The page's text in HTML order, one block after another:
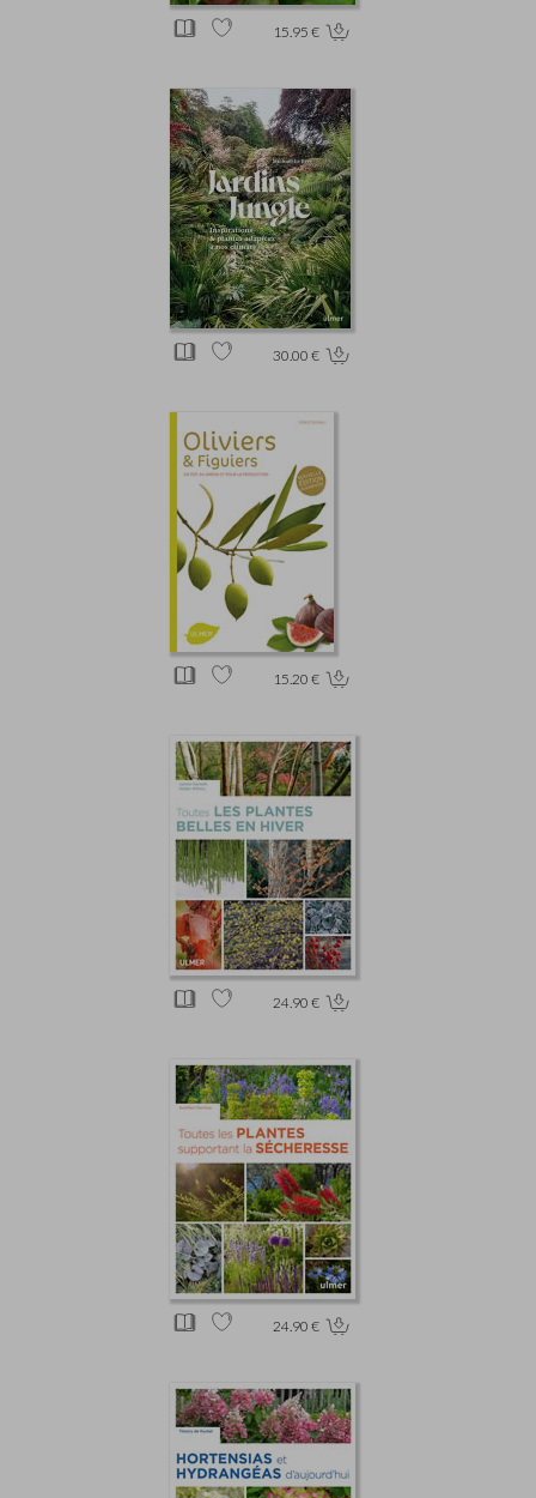
15.95 €
30.00 €
15.20 €
24.90 €
24.90 €